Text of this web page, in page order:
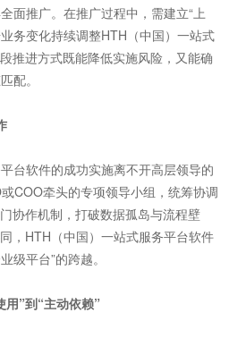
面推广。在推广过程中，需建立“上
务变化持续调整HTH（中国）一站式
推进方式既能降低实施风险，又能确
配。
软件的成功实施离不开高层领导的
COO牵头的专项领导小组，统筹协调
协作机制，打破数据孤岛与流程壁
，HTH（中国）一站式服务平台软件
级平台”的跨越。
”到“主动依赖”